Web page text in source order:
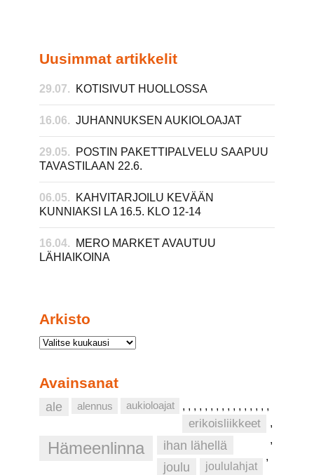
Uusimmat artikkelit
29.07. KOTISIVUT HUOLLOSSA
16.06. JUHANNUKSEN AUKIOLOAJAT
29.05.
POSTIN PAKETTIPALVELU SAAPUU
TAVASTILAAN 22.6.
06.05.
KAHVITARJOILU KEVÄÄN
KUNNIAKSI LA 16.5. KLO 12-14
16.04.
MERO MARKET AVAUTUU
LÄHIAIKOINA
Arkisto
Avainsanat
ale ,
alennus ,
aukioloajat ,
erikoisliikkeet
,
Hämeenlinna
,
ihan lähellä
,
joulu
,
joululahjat
, , , , , , , , ,
,
,
,